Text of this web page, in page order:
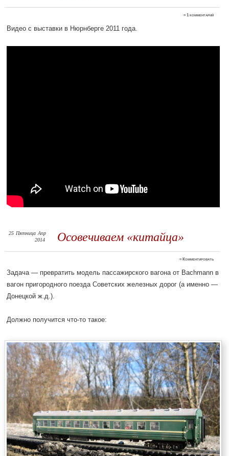
≈1 комментарий
Видео с выставки в Нюрнберге 2011 года.
Осовечиваем «китайца»
25 Пятница Апр
2014
≈ Комментировать
Задача — превратить модель пассажирского вагона от Bachmann в
вагон пригородного поезда Советских железных дорог (а именно —
Донецкой ж.д.).
Должно получится что-то такое: